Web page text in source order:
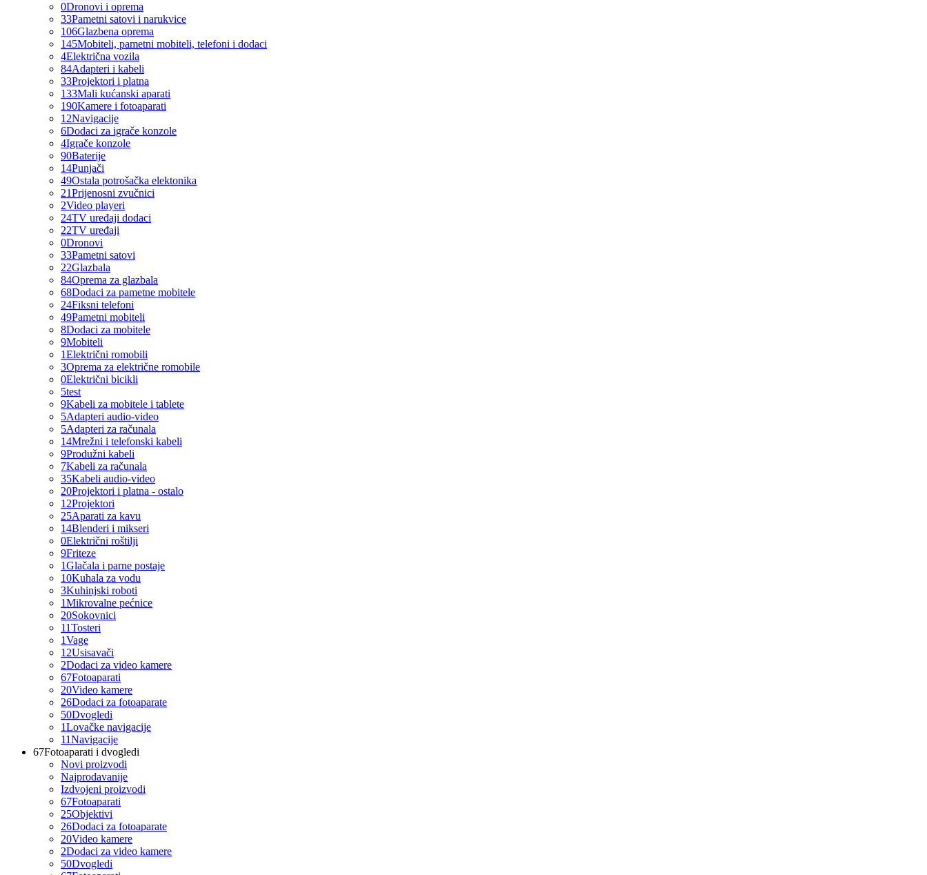
0Dronovi i oprema
33Pametni satovi i narukvice
106Glazbena oprema
145Mobiteli, pametni mobiteli, telefoni i dodaci
4Električna vozila
84Adapteri i kabeli
33Projektori i platna
133Mali kućanski aparati
190Kamere i fotoaparati
12Navigacije
6Dodaci za igrače konzole
4Igrače konzole
90Baterije
14Punjači
49Ostala potrošačka elektonika
21Prijenosni zvučnici
2Video playeri
24TV uređaji dodaci
22TV uređaji
0Dronovi
33Pametni satovi
22Glazbala
84Oprema za glazbala
68Dodaci za pametne mobitele
24Fiksni telefoni
49Pametni mobiteli
8Dodaci za mobitele
9Mobiteli
1Električni romobili
3Oprema za električne romobile
0Električni bicikli
5test
9Kabeli za mobitele i tablete
5Adapteri audio-video
5Adapteri za računala
14Mrežni i telefonski kabeli
9Produžni kabeli
7Kabeli za računala
35Kabeli audio-video
20Projektori i platna - ostalo
12Projektori
25Aparati za kavu
14Blenderi i mikseri
0Električni roštilji
9Friteze
1Glačala i parne postaje
10Kuhala za vodu
3Kuhinjski roboti
1Mikrovalne pećnice
20Sokovnici
11Tosteri
1Vage
12Usisavači
2Dodaci za video kamere
67Fotoaparati
20Video kamere
26Dodaci za fotoaparate
50Dvogledi
1Lovačke navigacije
11Navigacije
67Fotoaparati i dvogledi
Novi proizvodi
Najprodavanije
Izdvojeni proizvodi
67Fotoaparati
25Objektivi
26Dodaci za fotoaparate
20Video kamere
2Dodaci za video kamere
50Dvogledi